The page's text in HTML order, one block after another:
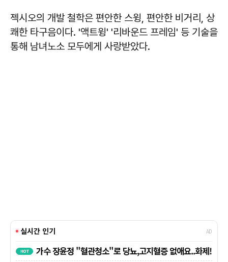
젝시오의 개발 철학은 편안한 스윙, 편안한 비거리, 상
쾌한 타구음이다. '액트윙' '리바운드 프레임' 등 기술을
통해 남녀노소 모두에게 사랑받았다.